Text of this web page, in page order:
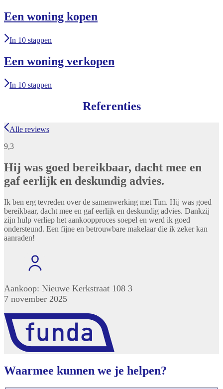
Een woning kopen
In 10 stappen
Een woning verkopen
In 10 stappen
Referenties
Alle reviews
9,3
Hij was goed bereikbaar, dacht mee en
gaf eerlijk en deskundig advies.
Ik ben erg tevreden over de samenwerking met Tim. Hij was goed
bereikbaar, dacht mee en gaf eerlijk en deskundig advies. Dankzij
zijn hulp verliep het aankoopproces soepel en werd ik goed
ondersteund. Een fijne en betrouwbare makelaar die ik zeker kan
aanraden!
Aankoop: Nieuwe Kerkstraat 108 3
7 november 2025
Waarmee kunnen we je helpen?